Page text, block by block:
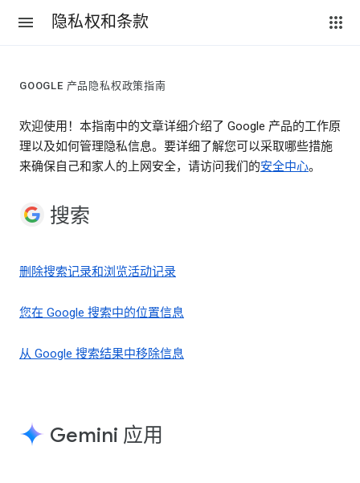
隐私权和条款
GOOGLE 产品隐私权政策指南
欢迎使用！本指南中的文章详细介绍了 Google 产品的工作原
理以及如何管理隐私信息。要详细了解您可以采取哪些措施
来确保自己和家人的上网安全，请访问我们的安全中心。
搜索
删除搜索记录和浏览活动记录
您在 Google 搜索中的位置信息
从 Google 搜索结果中移除信息
Gemini 应用